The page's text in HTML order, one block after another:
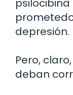
depresión.
Pero,
deban